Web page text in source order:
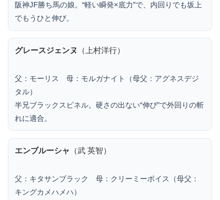
阪神JF勝ち馬の娘。“軽い瞬発×底力”で、内回りでも坂上
でもうひと伸び。
グレースジェンヌ （上村洋行）
父：モーリス 母：モルガナイト（母父：アグネスデジ
タル）
半兄ブラックスピネル。硬さの出ない“伸び”で外回りの斬
れに適合。
エンブルーシャ （武 英智）
父：キタサンブラック 母：クリーミーボイス（母父：
キングカメハメハ）